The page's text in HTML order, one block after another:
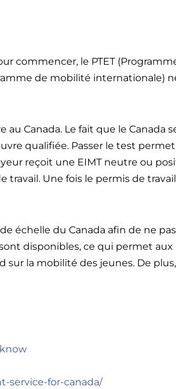
commencer, le PTET
de mobilité internationale)
Canada. Le fait que le Canada
qualifiée. Passer le test permet
reçoit une EIMT neutre ou
travail. Une fois le permis de
échelle du Canada afin de ne
disponibles, ce qui permet aux
sur la mobilité des jeunes. De
service-for-canada/